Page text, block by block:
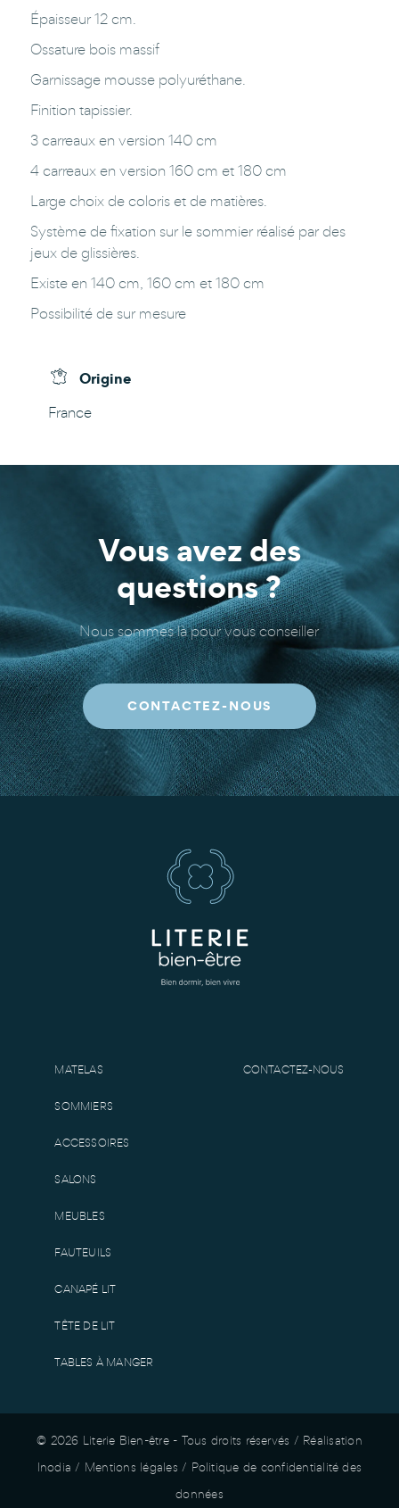
Épaisseur 12 cm.
Ossature bois massif
Garnissage mousse polyuréthane.
Finition tapissier.
3 carreaux en version 140 cm
4 carreaux en version 160 cm et 180 cm
Large choix de coloris et de matières.
Système de fixation sur le sommier réalisé par des
jeux de glissières.
Existe en 140 cm, 160 cm et 180 cm
Possibilité de sur mesure
Origine
France
Vous avez des
questions ?
Nous sommes là pour vous conseiller
CONTACTEZ-NOUS
MATELAS
SOMMIERS
ACCESSOIRES
SALONS
MEUBLES
FAUTEUILS
CANAPÉ LIT
TÊTE DE LIT
TABLES À MANGER
CONTACTEZ-NOUS
© 2026 Literie Bien-être - Tous droits réservés / Réalisation
Inodia / Mentions légales / Politique de confidentialité des
données